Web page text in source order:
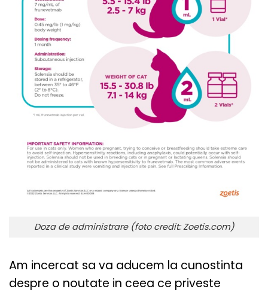
Doza de administrare (foto credit: Zoetis.com)
Am incercat sa va aducem la cunostinta
despre o noutate in ceea ce priveste